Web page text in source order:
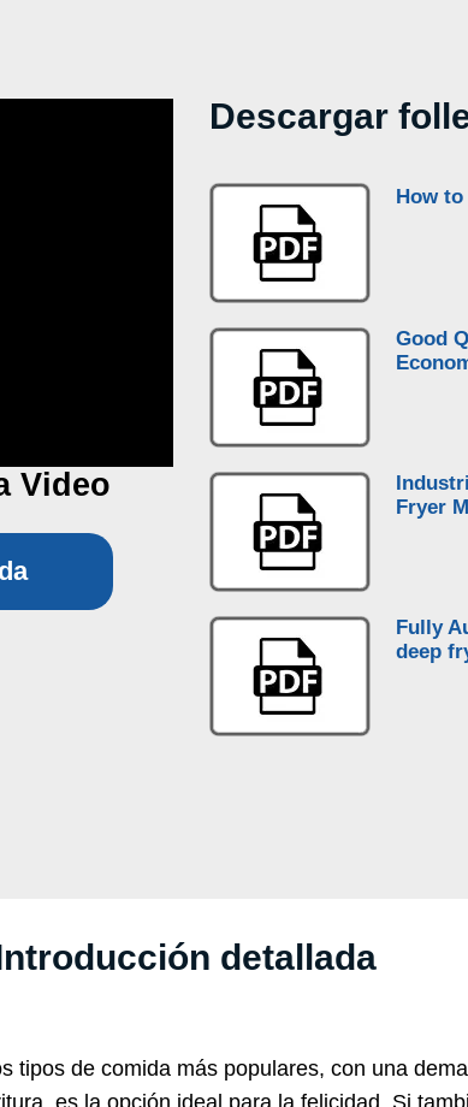
Video
Descargar
How to
Good
Fryer
Fully
deep
detallada
tipos de comida más populares, con una
es la opción ideal para la felicidad. Si